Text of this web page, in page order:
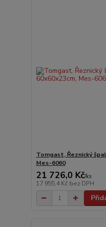
Tomgast, Řeznický
Mes-6060
21 726,0 Kč/ks
17 955,4 Kč bez DPH